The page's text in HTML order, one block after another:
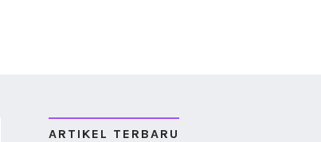
ARTIKEL TERBARU